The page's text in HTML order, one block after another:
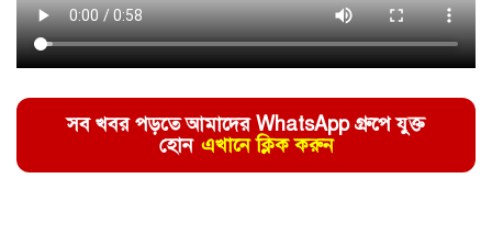
সব খবর পড়তে আমাদের WhatsApp গ্রুপে যুক্ত
হোন এখানে ক্লিক করুন